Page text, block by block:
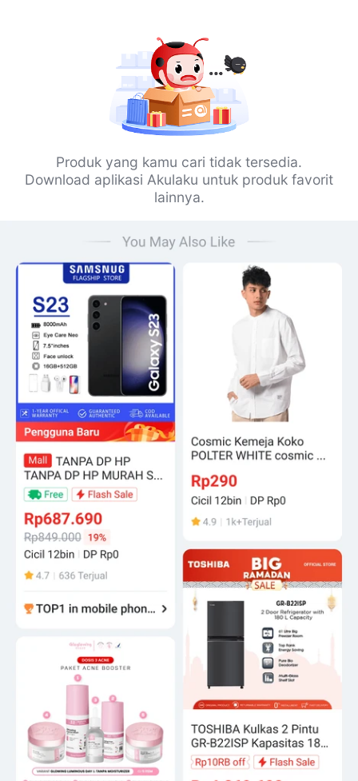
Produk yang kamu cari tidak tersedia.
Download aplikasi Akulaku untuk produk favorit
lainnya.